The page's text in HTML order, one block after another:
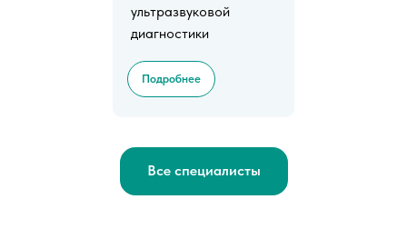
ультразвуковой
диагностики
Подробнее
Все специалисты